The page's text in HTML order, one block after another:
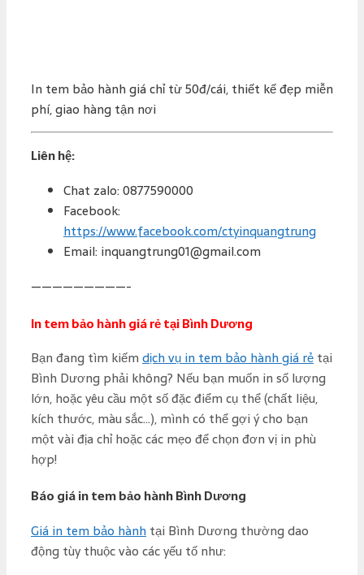
In tem bảo hành giá chỉ từ 50đ/cái, thiết kế đẹp miễn
phí, giao hàng tận nơi
Liên hệ:
Chat zalo: 0877590000
Facebook:
https://www.facebook.com/ctyinquangtrung
Email: inquangtrung01@gmail.com
—————————-
In tem bảo hành giá rẻ tại Bình Dương
Bạn đang tìm kiếm dịch vụ in tem bảo hành giá rẻ tại
Bình Dương phải không? Nếu bạn muốn in số lượng
lớn, hoặc yêu cầu một số đặc điểm cụ thể (chất liệu,
kích thước, màu sắc…), mình có thể gợi ý cho bạn
một vài địa chỉ hoặc các mẹo để chọn đơn vị in phù
hợp!
Báo giá in tem bảo hành Bình Dương
Giá in tem bảo hành tại Bình Dương thường dao
động tùy thuộc vào các yếu tố như: